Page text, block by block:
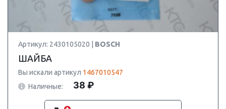
Артикул: 2430105020 | BOSCH
ШАЙБА
Вы искали артикул 1467010547
Наличные:
38 ₽